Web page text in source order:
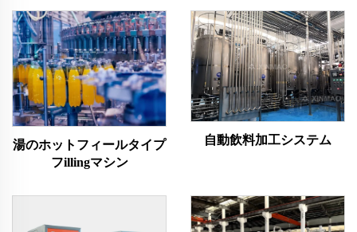
湯のホットフィールタイプ
フillingマシン
自動飲料加工システム